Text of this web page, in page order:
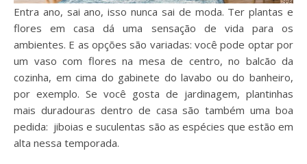
Entra ano, sai ano, isso nunca sai de moda. Ter plantas e
flores em casa dá uma sensação de vida para os
ambientes. E as opções são variadas: você pode optar por
um vaso com flores na mesa de centro, no balcão da
cozinha, em cima do gabinete do lavabo ou do banheiro,
por exemplo. Se você gosta de jardinagem, plantinhas
mais duradouras dentro de casa são também uma boa
pedida: jiboias e suculentas são as espécies que estão em
alta nessa temporada.